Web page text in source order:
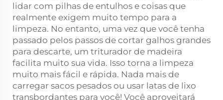
lidar com pilhas de entulhos e coisas que
realmente exigem muito tempo para a
limpeza. No entanto, uma vez que você tenha
passado pelos passos de cortar galhos grandes
para descarte, um triturador de madeira
facilita muito sua vida. Isso torna a limpeza
muito mais fácil e rápida. Nada mais de
carregar sacos pesados ou usar latas de lixo
transbordantes para você! Você aproveitará